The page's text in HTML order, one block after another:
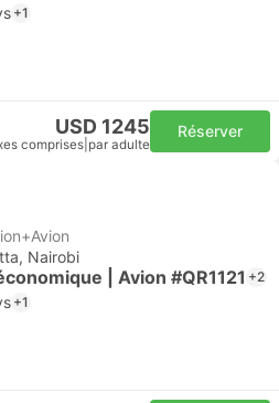
+1
USD 1245
comprises par adulte
Réserver
Nairobi
| Avion #QR1121 +2
+1